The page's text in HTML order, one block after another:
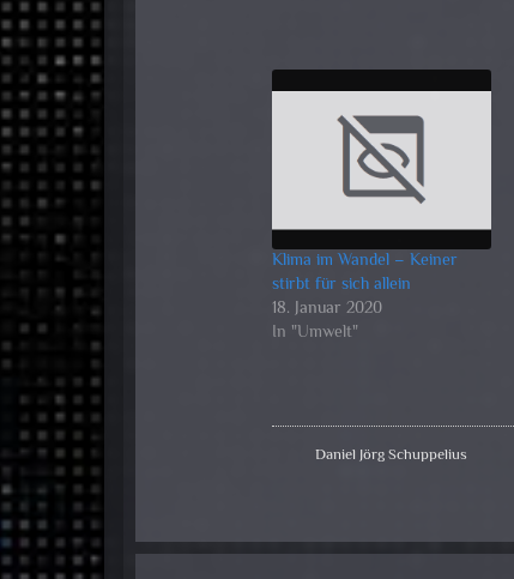
Klima im Wandel – Keiner
stirbt für sich allein
18. Januar 2020
In "Umwelt"
Daniel Jörg Schuppelius